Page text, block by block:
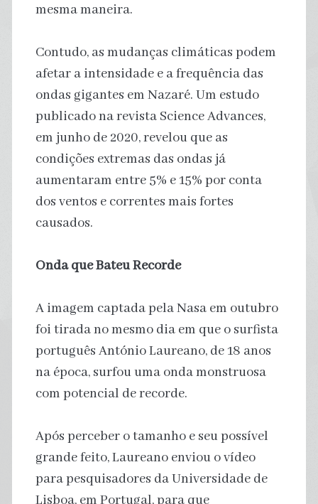
mesma maneira.
Contudo, as mudanças climáticas podem
afetar a intensidade e a frequência das
ondas gigantes em Nazaré. Um estudo
publicado na revista Science Advances,
em junho de 2020, revelou que as
condições extremas das ondas já
aumentaram entre 5% e 15% por conta
dos ventos e correntes mais fortes
causados.
Onda que Bateu Recorde
A imagem captada pela Nasa em outubro
foi tirada no mesmo dia em que o surfista
português António Laureano, de 18 anos
na época, surfou uma onda monstruosa
com potencial de recorde.
Após perceber o tamanho e seu possível
grande feito, Laureano enviou o vídeo
para pesquisadores da Universidade de
Lisboa, em Portugal, para que